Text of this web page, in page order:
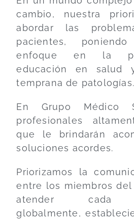
cambio, nuestra
abordar las
pacientes,
enfoque en la
educación en salud
temprana de patologías.
En Grupo Médico
profesionales
que le brindarán
soluciones acordes.
Priorizamos la
entre los miembros
atender cada
globalmente,